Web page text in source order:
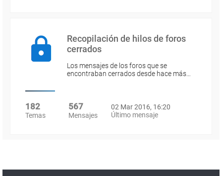
Recopilación de hilos de foros
cerrados
Los mensajes de los foros que se
encontraban cerrados desde hace más…
182
Temas
567
Mensajes
02 Mar 2016, 16:20
Último mensaje